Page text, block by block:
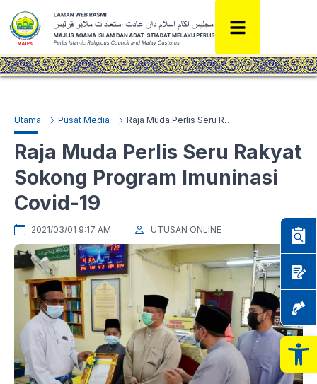
Utama Pusat Media Raja Muda Perlis Seru Rakyat Sokong Program Imuninasi Covid-19
Raja Muda Perlis Seru Rakyat
Sokong Program Imuninasi
Covid-19
2021/03/01 9:17 AM UTUSAN ONLINE